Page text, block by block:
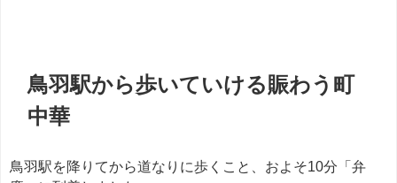
鳥羽駅から歩いていける賑わう町
中華
鳥羽駅を降りてから道なりに歩くこと、およそ10分「弁